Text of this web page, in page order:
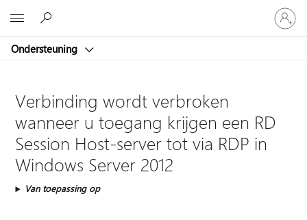
Ondersteuning
Meld
je
aan
je
Verbinding wordt verbroken
wanneer u toegang krijgen een RD
Session Host-server tot via RDP in
Windows Server 2012
Van toepassing op